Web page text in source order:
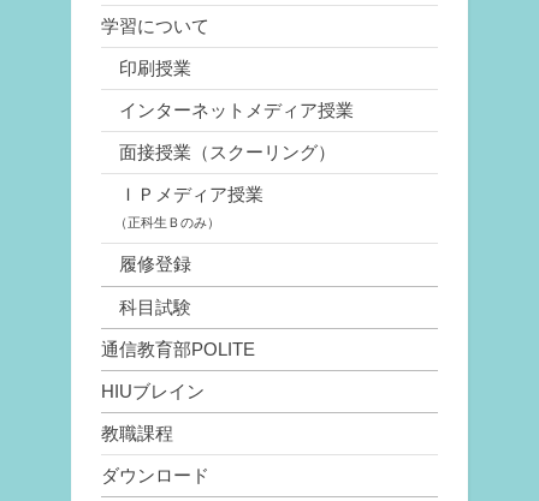
学習について
印刷授業
インターネットメディア授業
面接授業（スクーリング）
ＩＰメディア授業
（正科生Ｂのみ）
履修登録
科目試験
通信教育部POLITE
HIUブレイン
教職課程
ダウンロード